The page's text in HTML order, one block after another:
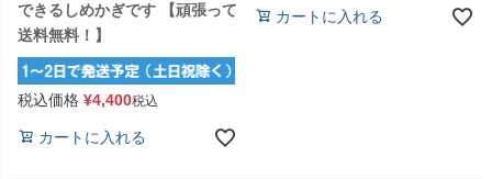
できるしめかぎです 【頑張って
送料無料！】
税込価格 ¥4,400税込
カートに入れる
カートに入れる